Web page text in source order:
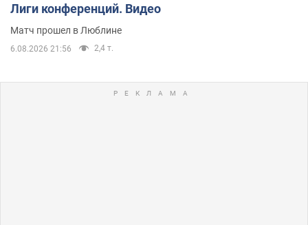
Лиги конференций. Видео
Матч прошел в Люблине
6.08.2026 21:56 2,4 т.